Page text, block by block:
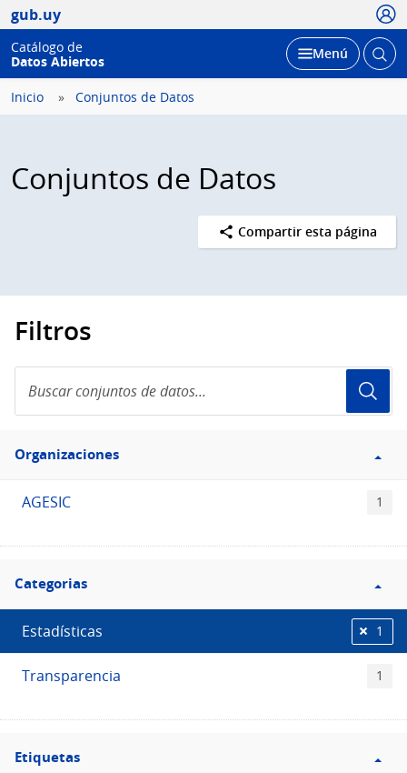
gub.uy
Catálogo de
Datos Abiertos
Desplegar
Menú Abrir
Inicio Conjuntos de Datos
Conjuntos de Datos
Compartir esta página
Filtros
conjuntos
de
Filtro
Organizaciones
Organizaciones
AGESIC 1
Filtro
Categorias
Categorias
Estadísticas 1
Transparencia 1
Filtro
Etiquetas